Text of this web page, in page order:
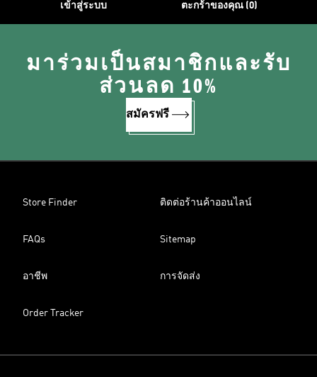
เข้าสู่ระบบ ตะกร้าของคุณ (0)
มาร่วมเป็นสมาชิกและรับ
ส่วนลด 10%
สมัครฟรี
Store Finder ติดต่อร้านค้าออนไลน์
FAQs Sitemap
อาชีพ การจัดส่ง
Order Tracker